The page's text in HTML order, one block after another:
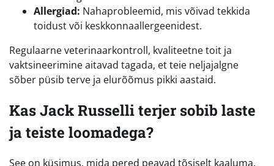
Allergiad: Nahaprobleemid, mis võivad tekkida
toidust või keskkonnaallergeenidest.
Regulaarne veterinaarkontroll, kvaliteetne toit ja
vaktsineerimine aitavad tagada, et teie neljajalgne
sõber püsib terve ja elurõõmus pikki aastaid.
Kas Jack Russelli terjer sobib laste
ja teiste loomadega?
See on küsimus, mida pered peavad tõsiselt kaaluma.